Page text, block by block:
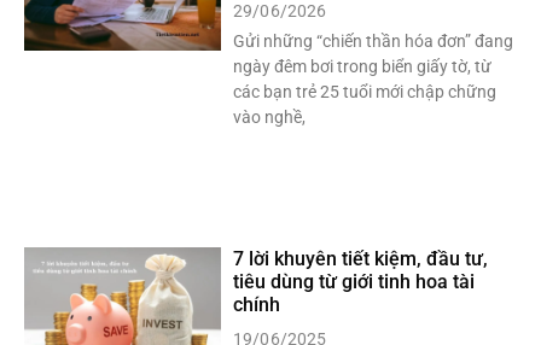
29/06/2026
Gửi những “chiến thần hóa đơn” đang
ngày đêm bơi trong biển giấy tờ, từ
các bạn trẻ 25 tuổi mới chập chững
vào nghề,
7 lời khuyên tiết kiệm, đầu tư,
tiêu dùng từ giới tinh hoa tài
chính
19/06/2025